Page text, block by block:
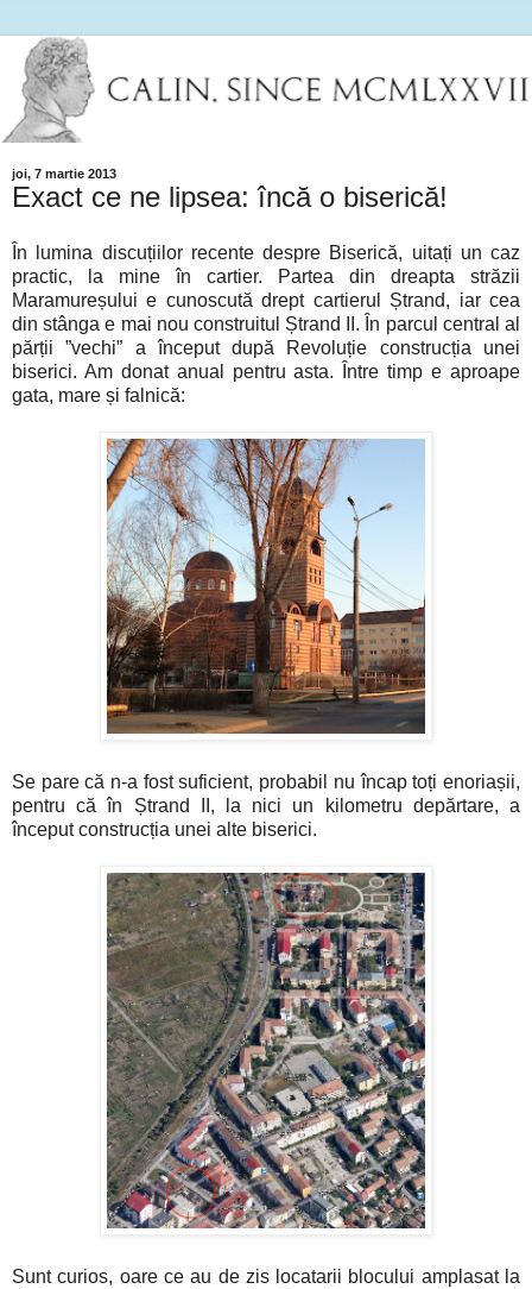
joi, 7 martie 2013
Exact ce ne lipsea: încă o biserică!
În lumina discuțiilor recente despre Biserică, uitați un caz
practic, la mine în cartier. Partea din dreapta străzii
Maramureșului e cunoscută drept cartierul Ștrand, iar cea
din stânga e mai nou construitul Ștrand II. În parcul central al
părții ”vechi” a început după Revoluție construcția unei
biserici. Am donat anual pentru asta. Între timp e aproape
gata, mare și falnică:
Se pare că n-a fost suficient, probabil nu încap toți enoriașii,
pentru că în Ștrand II, la nici un kilometru depărtare, a
început construcția unei alte biserici.
Sunt curios, oare ce au de zis locatarii blocului amplasat la